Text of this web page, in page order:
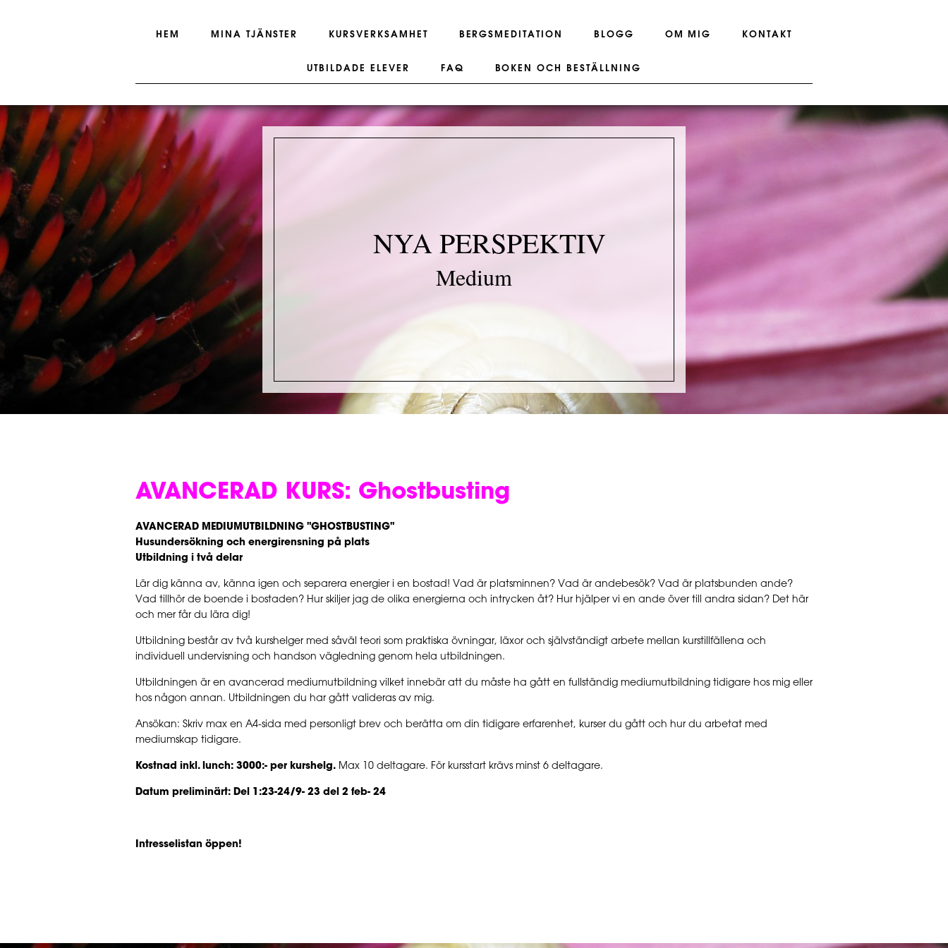
HEM MINA TJÄNSTER KURSVERKSAMHET BERGSMEDITATION BLOGG OM MIG KONTAKT
UTBILDADE ELEVER FAQ BOKEN OCH BESTÄLLNING
NYA PERSPEKTIV
Medium
AVANCERAD KURS: Ghostbusting
AVANCERAD MEDIUMUTBILDNING "GHOSTBUSTING"
Husundersökning och energirensning på plats
Utbildning i två delar
Lär dig känna av, känna igen och separera energier i en bostad! Vad är platsminnen? Vad är andebesök? Vad är platsbunden ande?
Vad tillhör de boende i bostaden? Hur skiljer jag de olika energierna och intrycken åt? Hur hjälper vi en ande över till andra sidan? Det här
och mer får du lära dig!
Utbildning består av två kurshelger med såväl teori som praktiska övningar, läxor och självständigt arbete mellan kurstillfällena och
individuell undervisning och handson vägledning genom hela utbildningen.
Utbildningen är en avancerad mediumutbildning vilket innebär att du måste ha gått en fullständig mediumutbildning tidigare hos mig eller
hos någon annan. Utbildningen du har gått valideras av mig.
Ansökan: Skriv max en A4-sida med personligt brev och berätta om din tidigare erfarenhet, kurser du gått och hur du arbetat med
mediumskap tidigare.
Kostnad inkl. lunch: 3000:- per kurshelg. Max 10 deltagare. För kursstart krävs minst 6 deltagare.
Datum preliminärt: Del 1:23-24/9- 23 del 2 feb- 24
Intresselistan öppen!